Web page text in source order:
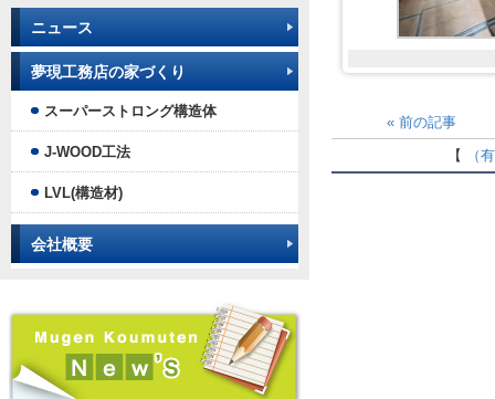
« 前の記事
【
（
ニュース
夢現工務店の家づくり
スーパーストロング構造体
J-WOOD工法
LVL(構造材)
会社概要